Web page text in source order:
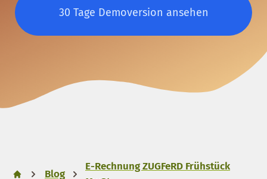
30 Tage Demoversion ansehen
Blog
E-Rechnung ZUGFeRD Frühstück